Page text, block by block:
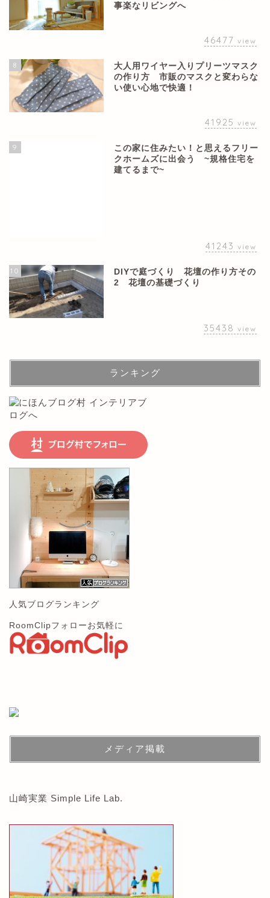
事楽なリビングへ
46477 view
8
大人用ワイヤー入りプリーツマスク
の作り方 市販のマスクと変わらな
い使い心地で快適！
41925 view
9
この家に住みたい！と思えるフリー
クホームズに出会う ~規格住宅を
建てるまで~
41243 view
10
DIYで庭づくり 花壇の作り方その
2 花壇の基礎づくり
35438 view
ランキング
人気ブログランキング
RoomClipフォローお気軽に
メディア掲載
山崎実業 Simple Life Lab.